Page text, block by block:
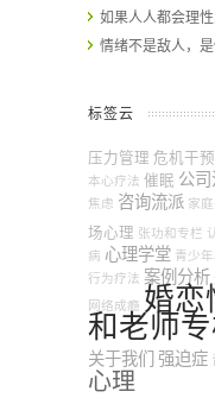
如果人人都会理
情绪不是敌人，
标签云
压力管理 危机干预
本心疗法 催眠 公
焦虑 咨询流派 家
场心理 张功和专栏
病 心理学堂 青少
行为疗法 案例分析
网络成瘾 婚恋
和老师
关于我们 强迫症
心理